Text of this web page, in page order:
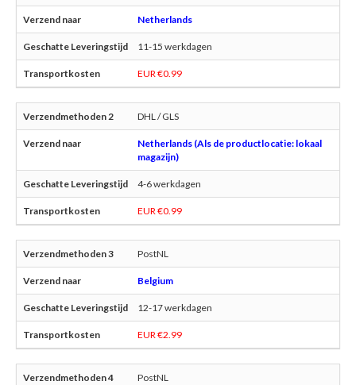
Netherlands
11-15 werkdagen
EUR €0.99
DHL / GLS
Netherlands (Als de productlocatie: lokaal
magazijn)
4-6 werkdagen
EUR €0.99
PostNL
Belgium
12-17 werkdagen
EUR €2.99
PostNL